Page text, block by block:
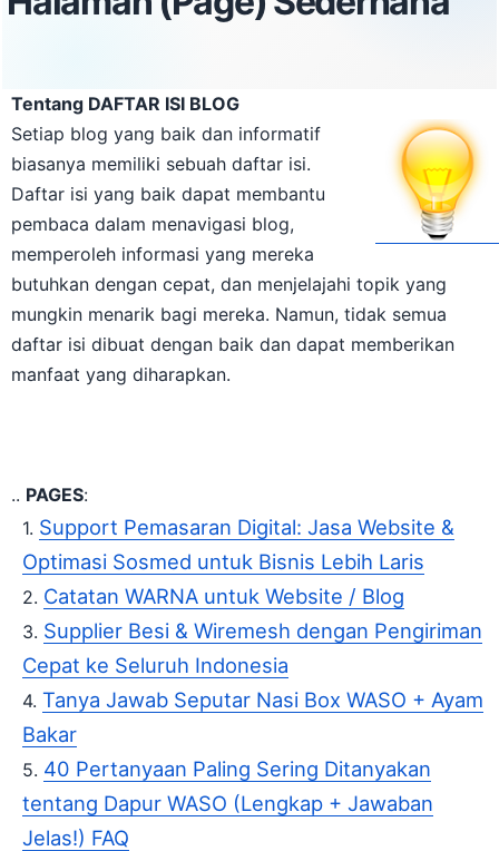
Tentang DAFTAR ISI BLOG
Setiap blog yang baik dan informatif
biasanya memiliki sebuah daftar isi.
Daftar isi yang baik dapat membantu
pembaca dalam menavigasi blog,
memperoleh informasi yang mereka
butuhkan dengan cepat, dan menjelajahi topik yang
mungkin menarik bagi mereka. Namun, tidak semua
daftar isi dibuat dengan baik dan dapat memberikan
manfaat yang diharapkan.
.. PAGES:
Support Pemasaran Digital: Jasa Website &
Optimasi Sosmed untuk Bisnis Lebih Laris
Catatan WARNA untuk Website / Blog
Supplier Besi & Wiremesh dengan Pengiriman
Cepat ke Seluruh Indonesia
Tanya Jawab Seputar Nasi Box WASO + Ayam
Bakar
40 Pertanyaan Paling Sering Ditanyakan
tentang Dapur WASO (Lengkap + Jawaban
Jelas!) FAQ